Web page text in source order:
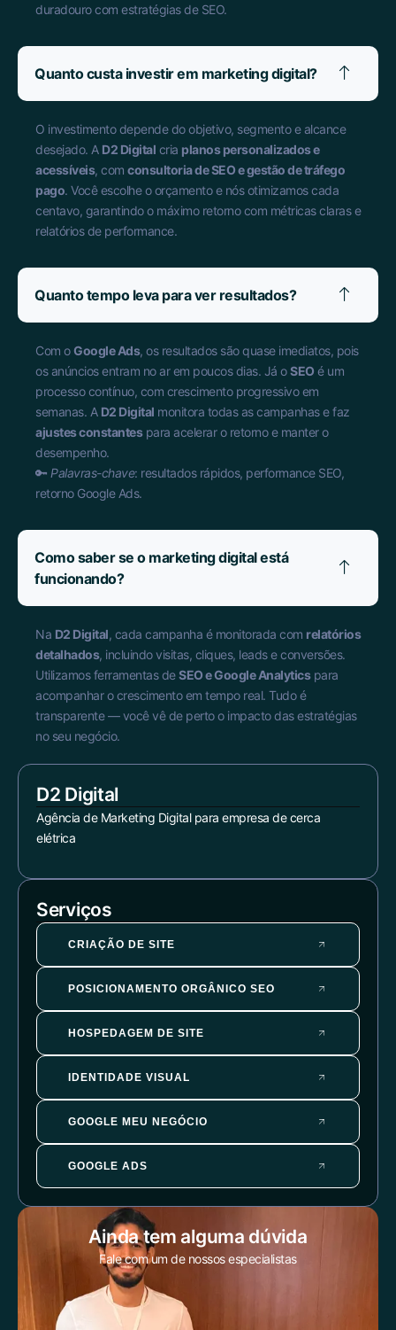
D2 Digital
Agência de Marketing Digital para empresa de cerca
elétrica
Serviços
CRIAÇÃO DE SITE
POSICIONAMENTO ORGÂNICO SEO
HOSPEDAGEM DE SITE
IDENTIDADE VISUAL
GOOGLE MEU NEGÓCIO
GOOGLE ADS
Ainda tem alguma dúvida
Fale com um de nossos especialistas
duradouro com estratégias de SEO.
Quanto custa investir em marketing digital?
O investimento depende do objetivo, segmento e alcance
desejado. A D2 Digital cria planos personalizados e
acessíveis, com consultoria de SEO e gestão de tráfego
pago. Você escolhe o orçamento e nós otimizamos cada
centavo, garantindo o máximo retorno com métricas claras e
relatórios de performance.
Quanto tempo leva para ver resultados?
Com oGoogle Ads, os resultados são quase imediatos, pois
os anúncios entram no ar em poucos dias. Já oSEO é um
processo contínuo, com crescimento progressivo em
semanas. A D2 Digital monitora todas as campanhas e faz
ajustes constantespara acelerar o retorno e manter o
desempenho.
🔑 Palavras-chave: resultados rápidos, performance SEO,
retorno Google Ads.
Como saber se o marketing digital está
funcionando?
Na D2 Digital, cada campanha é monitorada com relatórios
detalhados, incluindo visitas, cliques, leads e conversões.
Utilizamos ferramentas deSEO e Google Analyticspara
acompanhar o crescimento em tempo real. Tudo é
transparente — você vê de perto o impacto das estratégias
no seu negócio.